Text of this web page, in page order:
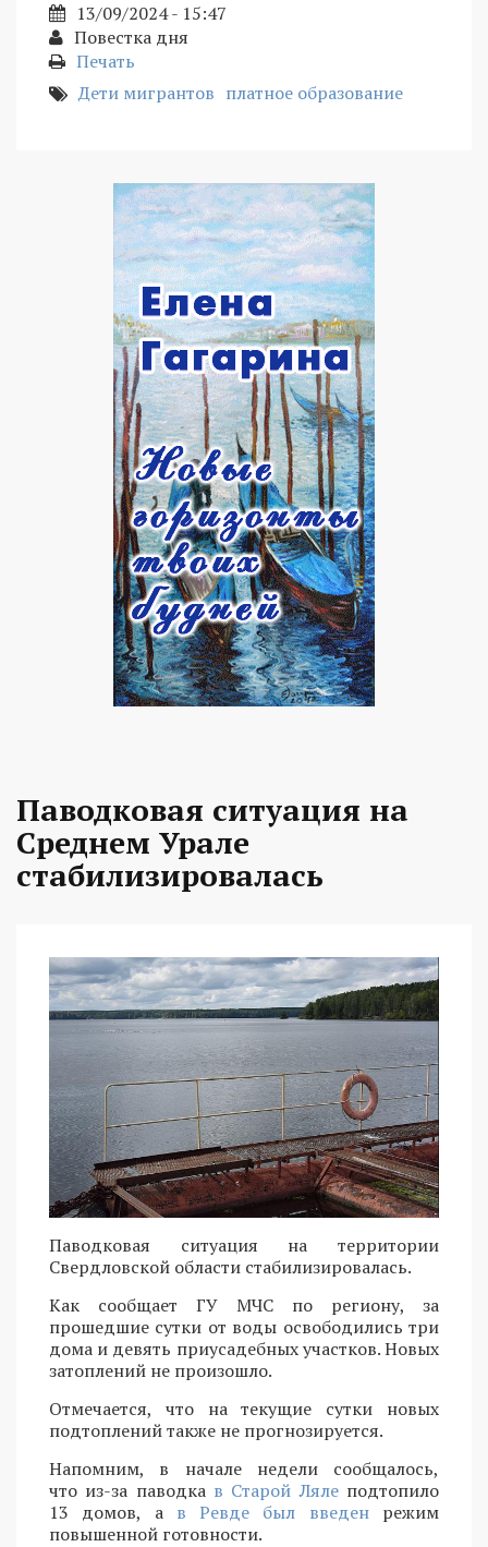
13/09/2024 - 15:47
Повестка дня
Печать
Дети мигрантов платное образование
Паводковая ситуация на
Среднем Урале
стабилизировалась
Паводковая ситуация на территории
Свердловской области стабилизировалась.
Как сообщает ГУ МЧС по региону, за
прошедшие сутки от воды освободились три
дома и девять приусадебных участков. Новых
затоплений не произошло.
Отмечается, что на текущие сутки новых
подтоплений также не прогнозируется.
Напомним, в начале недели сообщалось,
что из-за паводка в Старой Лялеподтопило
13 домов, а в Ревде был введенрежим
повышенной готовности.